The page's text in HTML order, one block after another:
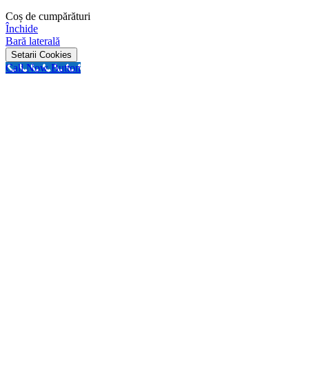
Coș de cumpărături
Închide
Bară laterală
Setarii Cookies
Call Now Button